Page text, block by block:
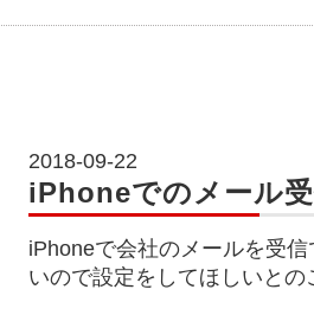
2018-09-22
iPhoneでのメール
iPhoneで会社のメールを受
いので設定をしてほしいとの